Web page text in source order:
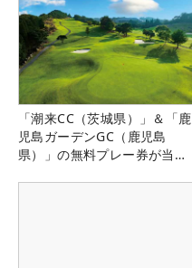
「潮来CC（茨城県）」＆「鹿
児島ガーデンGC（鹿児島
県）」の無料プレー券が当た